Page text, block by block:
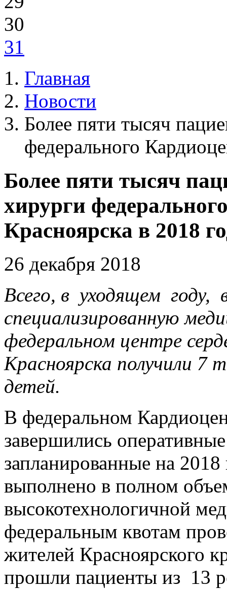
30
31
Главная
Новости
Более пяти тысяч
федерального
Более пяти тысяч
хирурги
Красноярска в 2018
26 декабря 2018
Всего, в уходящем году,
специализированную
федеральном центре
Красноярска получили 7
детей.
В федеральном
завершились
запланированные на 2018
выполнено в полном
высокотехнологичной
федеральным квотам
жителей Красноярского
прошли пациенты из 13